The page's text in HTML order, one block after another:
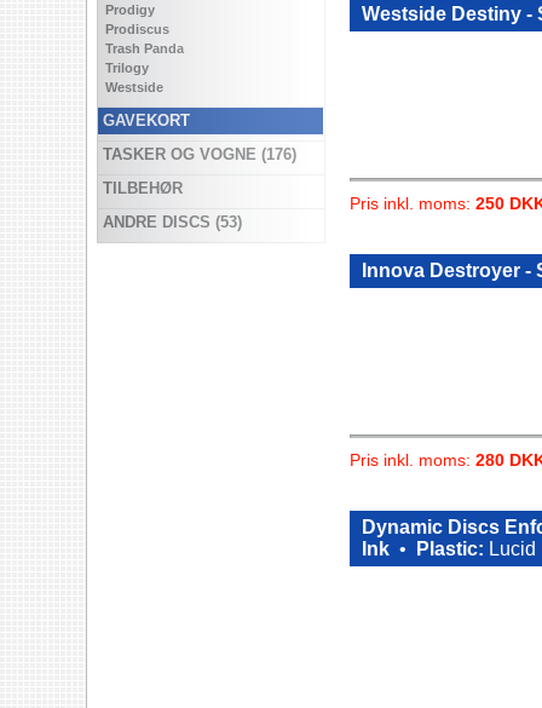
Prodigy
Prodiscus
Trash Panda
Trilogy
Westside
GAVEKORT
TASKER OG VOGNE (176)
TILBEHØR
ANDRE DISCS (53)
Westside Destiny -
Pris inkl. moms: 250
Innova Destroyer -
Pris inkl. moms: 280
Dynamic Discs
Ink • Plastic: